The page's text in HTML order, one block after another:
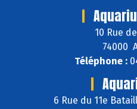
10 Rue
74000
Téléphone :
6 Rue du 11e